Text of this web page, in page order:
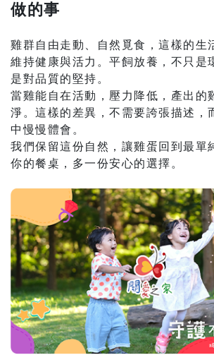
做的事
雞群自由走動、自然覓食，這樣的生
維持健康與活力。平飼放養，不只是
是對品質的堅持。
當雞能自在活動，壓力降低，產出的
淨。這樣的差異，不需要誇張描述，
中慢慢體會。
我們保留這份自然，讓雞蛋回到最單
你的餐桌，多一份安心的選擇。